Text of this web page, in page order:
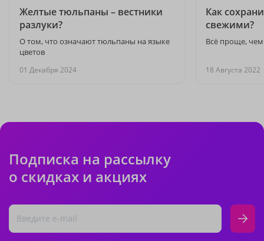
Желтые тюльпаны – вестники
разлуки?
О том, что означают тюльпаны на языке
цветов
01 Декабря 2024
Как
свежими?
Всё проще, чем
18 Августа 2022
Подписка на рассылку
о скидках и акциях